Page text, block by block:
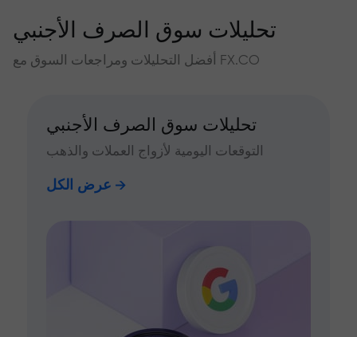
تحليلات سوق الصرف الأجنبي
أفضل التحليلات ومراجعات السوق مع FX.CO
تحليلات سوق الصرف الأجنبي
التوقعات اليومية لأزواج العملات والذهب
عرض الكل